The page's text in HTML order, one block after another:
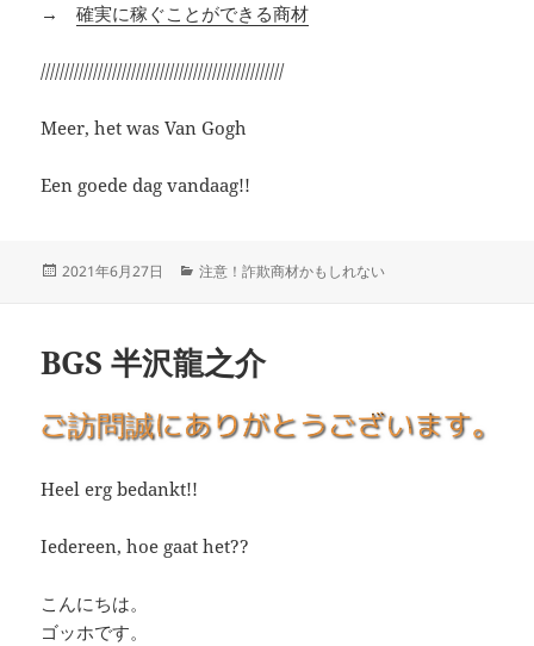
→確実に稼ぐことができる商材
///////////////////////////////////////////////////
Meer, het was Van Gogh
Een goede dag vandaag!!
投
2021年6月27日
カ
ー
注意！詐欺商材かもしれない
BGS 半沢龍之介
Heel erg bedankt!!
Iedereen, hoe gaat het??
こんにちは。
ゴッホです。